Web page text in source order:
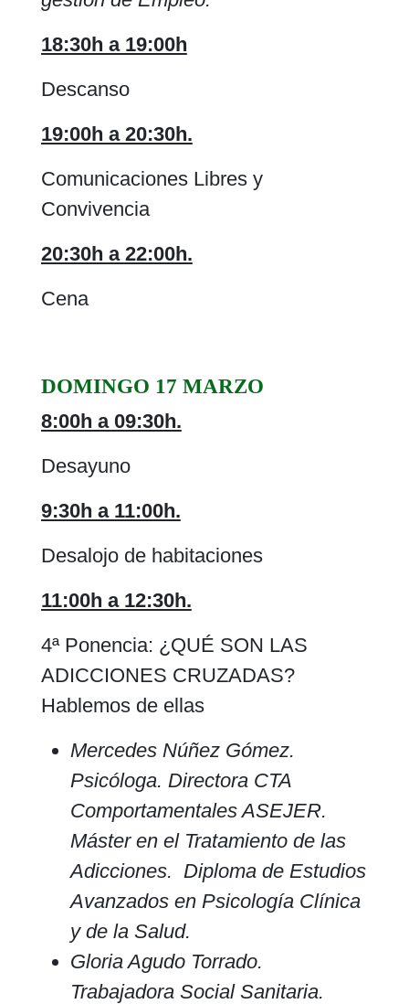
18:30h a 19:00h
Descanso
19:00h a 20:30h.
Comunicaciones Libres y
Convivencia
20:30h a 22:00h.
Cena
DOMINGO 17 MARZO
8:00h a 09:30h.
Desayuno
9:30h a 11:00h.
Desalojo de habitaciones
11:00h a 12:30h.
4ª Ponencia: ¿QUÉ SON LAS
ADICCIONES CRUZADAS?
Hablemos de ellas
Mercedes Núñez Gómez.
Psicóloga. Directora CTA
Comportamentales ASEJER.
Máster en el Tratamiento de las
Adicciones. Diploma de Estudios
Avanzados en Psicología Clínica
y de la Salud.
Gloria Agudo Torrado.
Trabajadora Social Sanitaria.